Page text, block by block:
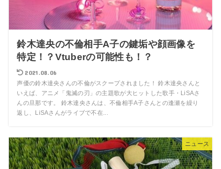
鈴木達央の不倫相手A子の鍵垢や顔画像を
特定！？Vtuberの可能性も！？
2021.08.06
声優の鈴木達央さんの不倫がスクープされました！ 鈴木達央さんと
いえば、アニメ「鬼滅の刃」の主題歌が大ヒットした歌手・LiSAさ
んの旦那です。 鈴木達央さんは、不倫相手A子さんとの逢瀬を繰り
返し、LiSAさんがライブで不在...
ニュース